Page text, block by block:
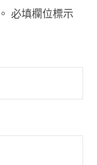
必填欄位標示